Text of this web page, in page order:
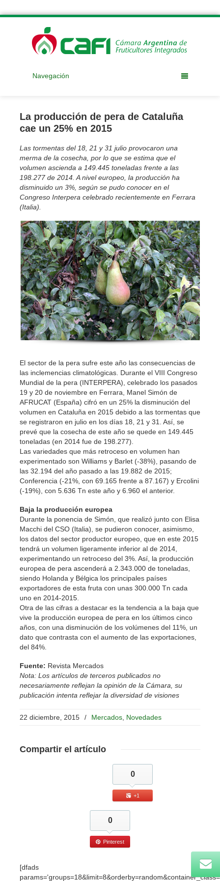
Navegación
La producción de pera de Cataluña
cae un 25% en 2015
Las tormentas del 18, 21 y 31 julio provocaron una
merma de la cosecha, por lo que se estima que el
volumen ascienda a 149.445 toneladas frente a las
198.277 de 2014. A nivel europeo, la producción ha
disminuido un 3%, según se pudo conocer en el
Congreso Interpera celebrado recientemente en Ferrara
(Italia).
El sector de la pera sufre este año las consecuencias de
las inclemencias climatológicas. Durante el VIII Congreso
Mundial de la pera (INTERPERA), celebrado los pasados
19 y 20 de noviembre en Ferrara, Manel Simón de
AFRUCAT (España) cifró en un 25% la disminución del
volumen en Cataluña en 2015 debido a las tormentas que
se registraron en julio en los días 18, 21 y 31. Así, se
prevé que la cosecha de este año se quede en 149.445
toneladas (en 2014 fue de 198.277).
Las variedades que más retroceso en volumen han
experimentado son Williams y Barlet (-38%), pasando de
las 32.194 del año pasado a las 19.882 de 2015;
Conferencia (-21%, con 69.165 frente a 87.167) y Ercolini
(-19%), con 5.636 Tn este año y 6.960 el anterior.
Baja la producción europea
Durante la ponencia de Simón, que realizó junto con Elisa
Macchi del CSO (Italia), se pudieron conocer, asimismo,
los datos del sector productor europeo, que en este 2015
tendrá un volumen ligeramente inferior al de 2014,
experimentando un retroceso del 3%. Así, la producción
europea de pera ascenderá a 2.343.000 de toneladas,
siendo Holanda y Bélgica los principales países
exportadores de esta fruta con unas 300.000 Tn cada
uno en 2014-2015.
Otra de las cifras a destacar es la tendencia a la baja que
vive la producción europea de pera en los últimos cinco
años, con una disminución de los volúmenes del 11%, un
dato que contrasta con el aumento de las exportaciones,
del 84%.
Fuente: Revista Mercados
Nota: Los artículos de terceros publicados no
necesariamente reflejan la opinión de la Cámara, su
publicación intenta reflejar la diversidad de visiones
22 diciembre, 2015 / Mercados Novedades
Compartir el artículo
0
+1
0
Pinterest
[dfads